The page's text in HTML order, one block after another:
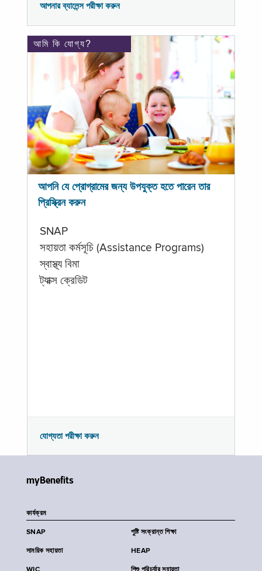
আপনার ব্যালেন্স পরীক্ষা করুন
আমি কি যোগ্য?
আপনি যে প্রোগ্রামের জন্য উপযুক্ত হতে পারেন তার
প্রিস্ক্রিন করুন
SNAP
সহায়তা কর্মসূচি (Assistance Programs)
স্বাস্থ্য বিমা
ট্যাক্স ক্রেডিট
যোগ্যতা পরীক্ষা করুন
myBenefits
কার্যক্রম
SNAP পুষ্টি সংক্রান্ত শিক্ষা
সাময়িক সহায়তা HEAP